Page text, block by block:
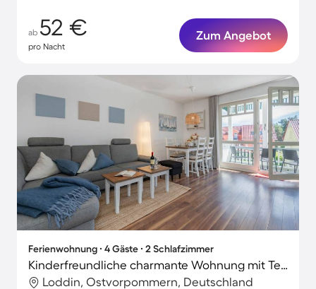
ab 52 €
pro Nacht
Zum Angebot
Ferienwohnung ∙ 4 Gäste ∙ 2 Schlafzimmer
Kinderfreundliche charmante Wohnung mit Terrasse und schnellem Internet | Gartenblick | Strand in der Nähe
Loddin, Ostvorpommern, Deutschland